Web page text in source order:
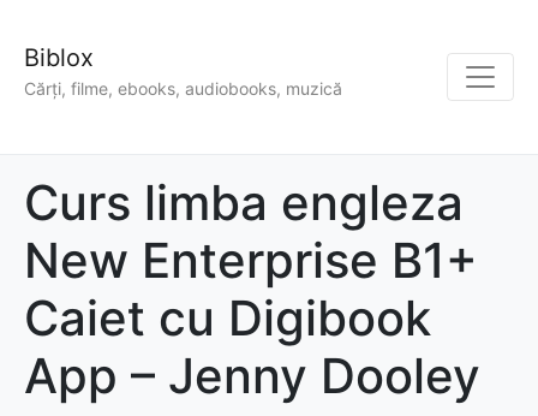
Biblox
Cărți, filme, ebooks, audiobooks, muzică
Curs limba engleza
New Enterprise B1+
Caiet cu Digibook
App – Jenny Dooley